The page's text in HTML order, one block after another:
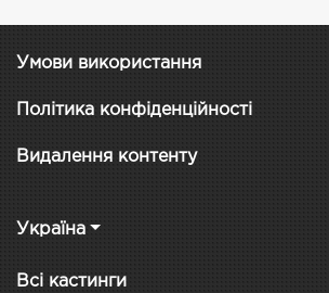
Умови використання
Політика конфіденційності
Видалення контенту
Україна
Всі кастинги